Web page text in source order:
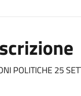
POLITICHE 25